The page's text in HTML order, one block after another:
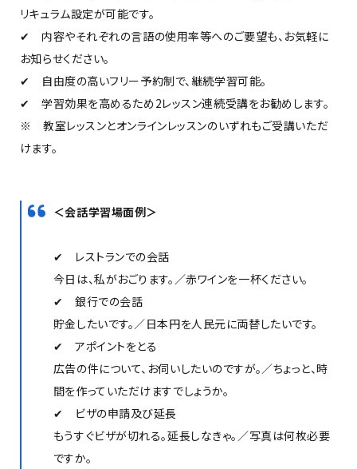
リキュラム設定が可能です。
✔ 内容やそれぞれの言語の使用率等へのご要望も、お気軽に
お知らせください。
✔ 自由度の高いフリー予約制で、継続学習可能。
✔ 学習効果を高めるため2レッスン連続受講をお勧めします。
※ 教室レッスンとオンラインレッスンのいずれもご受講いただ
けます。
＜会話学習場面例＞
✔ レストランでの会話
今日は、私がおごります。／赤ワインを一杯ください。
✔ 銀行での会話
貯金したいです。／日本円を人民元に両替したいです。
✔ アポイントをとる
広告の件について、お伺いしたいのですが。／ちょっと、時
間を作っていただけますでしょうか。
✔ ビザの申請及び延長
もうすぐビザが切れる。延長しなきゃ。／写真は何枚必要
ですか。